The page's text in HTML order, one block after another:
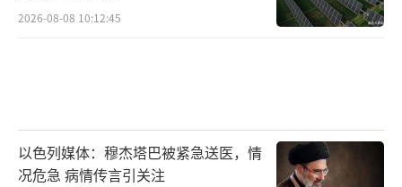
2026-08-08 10:12:45
以色列媒体：穆杰塔巴被紧急送医，情
况危急 病情传言引关注